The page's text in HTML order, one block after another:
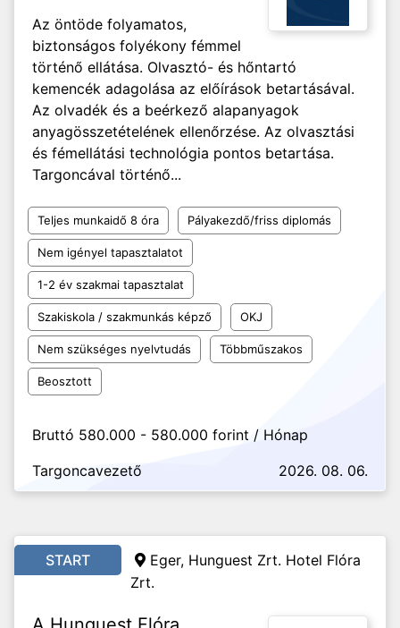
Az öntöde folyamatos,
biztonságos folyékony fémmel
történő ellátása. Olvasztó- és hőntartó
kemencék adagolása az előírások betartásával.
Az olvadék és a beérkező alapanyagok
anyagösszetételének ellenőrzése. Az olvasztási
és fémellátási technológia pontos betartása.
Targoncával történő...
Teljes munkaidő 8 óra Pályakezdő/friss diplomás
Nem igényel tapasztalatot
1-2 év szakmai tapasztalat
Szakiskola / szakmunkás képző OKJ
Nem szükséges nyelvtudás Többműszakos
Beosztott
Bruttó 580.000 - 580.000 forint / Hónap
Targoncavezető
2026. 08. 06.
START
Eger, Hunguest Zrt. Hotel Flóra
Zrt.